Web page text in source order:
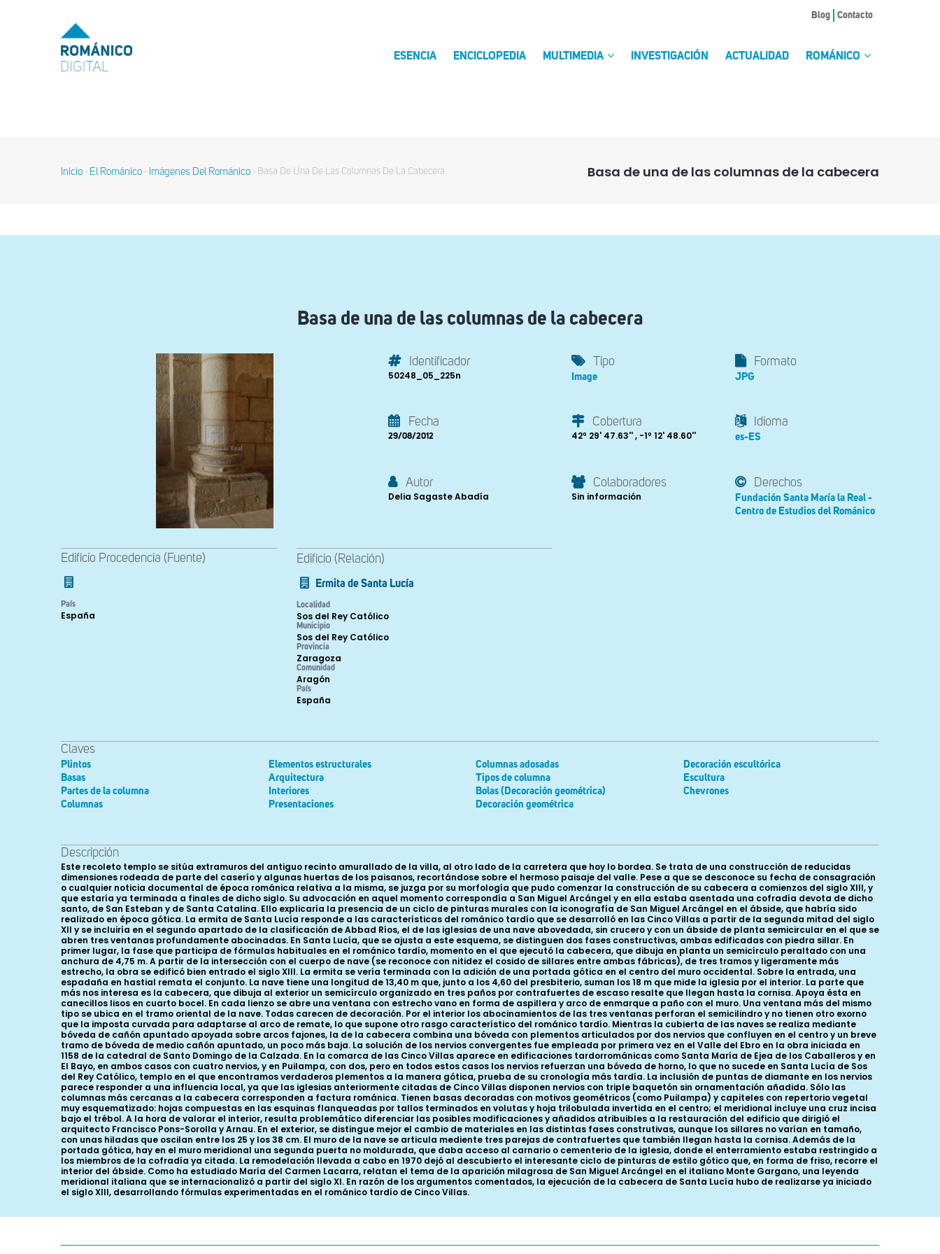
MENU
TOP
Blog Contacto
ESENCIA ENCICLOPEDIA MULTIMEDIA INVESTIGACIÓN ACTUALIDAD ROMÁNICO
Basa de una de las columnas de la cabecera
Sobrescribir
Inicio - El Románico - Imágenes Del Románico - Basa De Una De Las Columnas De La Cabecera
Basa de una de las columnas de la cabecera
Identificador
50248_05_225n
Tipo
Image
Formato
JPG
Fecha
29/08/2012
Cobertura
42º 29' 47.63'' , -1º 12' 48.60''
Idioma
es-ES
Autor
Delia Sagaste Abadía
Colaboradores
Sin información
Derechos
Fundación Santa María la Real -
Centro de Estudios del Románico
Edificio Procedencia (Fuente)
País
España
Edificio (Relación)
Ermita de Santa Lucía
Localidad
Sos del Rey Católico
Municipio
Sos del Rey Católico
Provincia
Zaragoza
Comunidad
Aragón
País
España
Claves
Plintos
Basas
Partes de la columna
Columnas
Elementos estructurales
Arquitectura
Interiores
Presentaciones
Columnas adosadas
Tipos de columna
Bolas (Decoración geométrica)
Decoración geométrica
Decoración escultórica
Escultura
Chevrones
Descripción
Este recoleto templo se sitúa extramuros del antiguo recinto amurallado de la villa, al otro lado de la carretera que hoy lo bordea. Se trata de una construcción de reducidas
dimensiones rodeada de parte del caserío y algunas huertas de los paisanos, recortándose sobre el hermoso paisaje del valle. Pese a que se desconoce su fecha de consagración
o cualquier noticia documental de época románica relativa a la misma, se juzga por su morfología que pudo comenzar la construcción de su cabecera a comienzos del siglo XIII, y
que estaría ya terminada a finales de dicho siglo. Su advocación en aquel momento correspondía a San Miguel Arcángel y en ella estaba asentada una cofradía devota de dicho
santo, de San Esteban y de Santa Catalina. Ello explicaría la presencia de un ciclo de pinturas murales con la iconografía de San Miguel Arcángel en el ábside, que habría sido
realizado en época gótica. La ermita de Santa Lucía responde a las características del románico tardío que se desarrolló en las Cinco Villas a partir de la segunda mitad del siglo
XII y se incluiría en el segundo apartado de la clasificación de Abbad Ríos, el de las iglesias de una nave abovedada, sin crucero y con un ábside de planta semicircular en el que se
abren tres ventanas profundamente abocinadas. En Santa Lucía, que se ajusta a este esquema, se distinguen dos fases constructivas, ambas edificadas con piedra sillar. En
primer lugar, la fase que participa de fórmulas habituales en el románico tardío, momento en el que ejecutó la cabecera, que dibuja en planta un semicírculo peraltado con una
anchura de 4,75 m. A partir de la intersección con el cuerpo de nave (se reconoce con nitidez el cosido de sillares entre ambas fábricas), de tres tramos y ligeramente más
estrecho, la obra se edificó bien entrado el siglo XIII. La ermita se vería terminada con la adición de una portada gótica en el centro del muro occidental. Sobre la entrada, una
espadaña en hastial remata el conjunto. La nave tiene una longitud de 13,40 m que, junto a los 4,60 del presbiterio, suman los 18 m que mide la iglesia por el interior. La parte que
más nos interesa es la cabecera, que dibuja al exterior un semicírculo organizado en tres paños por contrafuertes de escaso resalte que llegan hasta la cornisa. Apoya ésta en
canecillos lisos en cuarto bocel. En cada lienzo se abre una ventana con estrecho vano en forma de aspillera y arco de enmarque a paño con el muro. Una ventana más del mismo
tipo se ubica en el tramo oriental de la nave. Todas carecen de decoración. Por el interior los abocinamientos de las tres ventanas perforan el semicilindro y no tienen otro exorno
que la imposta curvada para adaptarse al arco de remate, lo que supone otro rasgo característico del románico tardío. Mientras la cubierta de las naves se realiza mediante
bóveda de cañón apuntado apoyada sobre arcos fajones, la de la cabecera combina una bóveda con plementos articulados por dos nervios que confluyen en el centro y un breve
tramo de bóveda de medio cañón apuntado, un poco más baja. La solución de los nervios convergentes fue empleada por primera vez en el Valle del Ebro en la obra iniciada en
1158 de la catedral de Santo Domingo de la Calzada. En la comarca de las Cinco Villas aparece en edificaciones tardorrománicas como Santa María de Ejea de los Caballeros y en
El Bayo, en ambos casos con cuatro nervios, y en Puilampa, con dos, pero en todos estos casos los nervios refuerzan una bóveda de horno, lo que no sucede en Santa Lucía de Sos
del Rey Católico, templo en el que encontramos verdaderos plementos a la manera gótica, prueba de su cronología más tardía. La inclusión de puntas de diamante en los nervios
parece responder a una influencia local, ya que las iglesias anteriormente citadas de Cinco Villas disponen nervios con triple baquetón sin ornamentación añadida. Sólo las
columnas más cercanas a la cabecera corresponden a factura románica. Tienen basas decoradas con motivos geométricos (como Puilampa) y capiteles con repertorio vegetal
muy esquematizado: hojas compuestas en las esquinas flanqueadas por tallos terminados en volutas y hoja trilobulada invertida en el centro; el meridional incluye una cruz incisa
bajo el trébol. A la hora de valorar el interior, resulta problemático diferenciar las posibles modificaciones y añadidos atribuibles a la restauración del edificio que dirigió el
arquitecto Francisco Pons-Sorolla y Arnau. En el exterior, se distingue mejor el cambio de materiales en las distintas fases construtivas, aunque los sillares no varían en tamaño,
con unas hiladas que oscilan entre los 25 y los 38 cm. El muro de la nave se articula mediente tres parejas de contrafuertes que también llegan hasta la cornisa. Además de la
portada gótica, hay en el muro meridional una segunda puerta no moldurada, que daba acceso al carnario o cementerio de la iglesia, donde el enterramiento estaba restringido a
los miembros de la cofradía ya citada. La remodelación llevada a cabo en 1970 dejó al descubierto el interesante ciclo de pinturas de estilo gótico que, en forma de friso, recorre el
interior del ábside. Como ha estudiado María del Carmen Lacarra, relatan el tema de la aparición milagrosa de San Miguel Arcángel en el italiano Monte Gargano, una leyenda
meridional italiana que se internacionalizó a partir del siglo XI. En razón de los argumentos comentados, la ejecución de la cabecera de Santa Lucía hubo de realizarse ya iniciado
el siglo XIII, desarrollando fórmulas experimentadas en el románico tardío de Cinco Villas.